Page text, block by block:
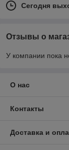
Сегодня
Отзывы о
У компании пока
О нас
Контакты
Доставка и